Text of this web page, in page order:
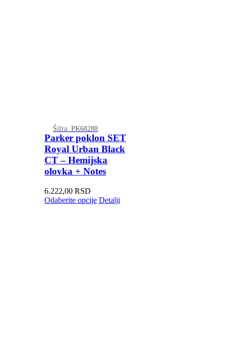
Šifra: PK68288
Parker poklon SET
Royal Urban Black
CT – Hemijska
olovka + Notes
6.222,00 RSD
Odaberite opcije Detalji